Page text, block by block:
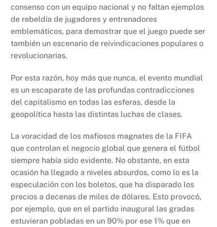
consenso con un equipo nacional y no faltan ejemplos
de rebeldía de jugadores y entrenadores
emblemáticos, para demostrar que el juego puede ser
también un escenario de reivindicaciones populares o
revolucionarias.
Por esta razón, hoy más que nunca, el evento mundial
es un escaparate de las profundas contradicciones
del capitalismo en todas las esferas, desde la
geopolítica hasta las distintas luchas de clases.
La voracidad de los mafiosos magnates de la FIFA
que controlan el negocio global que genera el fútbol
siempre había sido evidente. No obstante, en esta
ocasión ha llegado a niveles absurdos, como lo es la
especulación con los boletos, que ha disparado los
precios a decenas de miles de dólares. Esto provocó,
por ejemplo, que en el partido inaugural las gradas
estuvieran pobladas en un 90% por ese 1% que en